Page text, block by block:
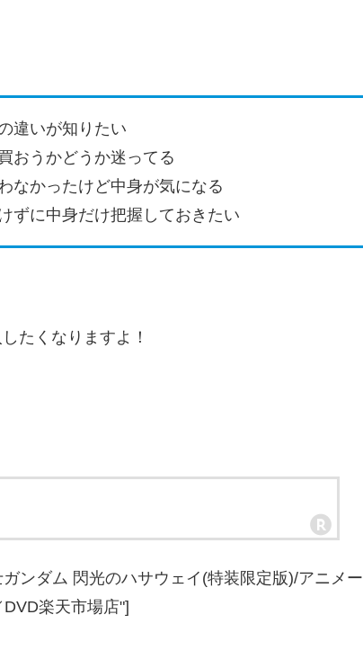
違いが知りたい
おうかどうか迷ってる
なかったけど中身が気になる
ずに中身だけ把握しておきたい
たくなりますよ！
ンダム 閃光のハサウェイ(特装限定版)/アニメー
楽天市場店"]